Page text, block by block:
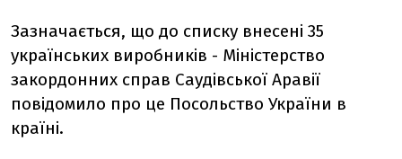
Зазначається, що до списку внесені 35
українських виробників - Міністерство
закордонних справ Саудівської Аравії
повідомило про це Посольство України в
країні.